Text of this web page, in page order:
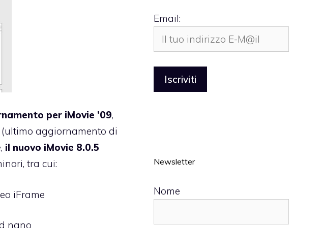
per iMovie ’09,
(ultimo aggiornamento di
il nuovo iMovie 8.0.5
tra cui:
iFrame
nano
Email:
Newsletter
Nome